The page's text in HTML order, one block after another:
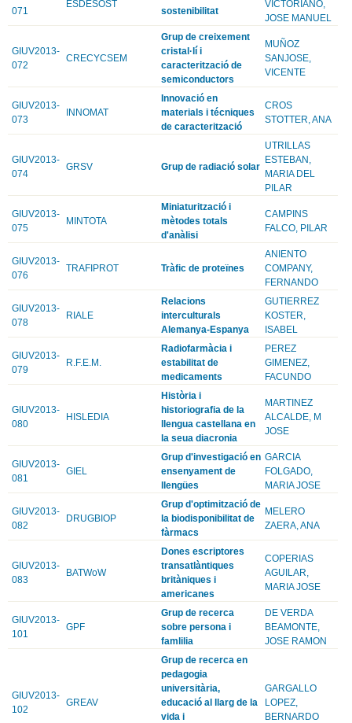
071
ESDESOST
sostenibilitat
VICTORIANO,
JOSE MANUEL
GIUV2013-
072
CRECYCSEM
Grup de creixement
cristal·lí i
caracterització de
semiconductors
MUÑOZ
SANJOSE,
VICENTE
GIUV2013-
073
INNOMAT
Innovació en
materials i técniques
de caracterització
CROS
STOTTER, ANA
GIUV2013-
074
GRSV Grup de radiació solar
UTRILLAS
ESTEBAN,
MARIA DEL
PILAR
GIUV2013-
075
MINTOTA
Miniaturització i
mètodes totals
d'anàlisi
CAMPINS
FALCO, PILAR
GIUV2013-
076
TRAFIPROT Tràfic de proteïnes
ANIENTO
COMPANY,
FERNANDO
GIUV2013-
078
RIALE
Relacions
interculturals
Alemanya-Espanya
GUTIERREZ
KOSTER,
ISABEL
GIUV2013-
079
R.F.E.M.
Radiofarmàcia i
estabilitat de
medicaments
PEREZ
GIMENEZ,
FACUNDO
GIUV2013-
080
HISLEDIA
Història i
historiografia de la
llengua castellana en
la seua diacronia
MARTINEZ
ALCALDE, M
JOSE
GIUV2013-
081
GIEL
Grup d'investigació en
ensenyament de
llengües
GARCIA
FOLGADO,
MARIA JOSE
GIUV2013-
082
DRUGBIOP
Grup d'optimització de
la biodisponibilitat de
fàrmacs
MELERO
ZAERA, ANA
GIUV2013-
083
BATWoW
Dones escriptores
transatlàntiques
britàniques i
americanes
COPERIAS
AGUILAR,
MARIA JOSE
GIUV2013-
101
GPF
Grup de recerca
sobre persona i
famlilia
DE VERDA
BEAMONTE,
JOSE RAMON
GIUV2013-
102
GREAV
Grup de recerca en
pedagogia
universitària,
educació al llarg de la
vida i
GARGALLO
LOPEZ,
BERNARDO